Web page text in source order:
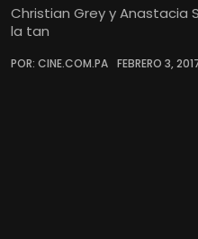
Christian Grey y Anastacia
la tan
POR: CINE.COM.PA FEBRERO 3,